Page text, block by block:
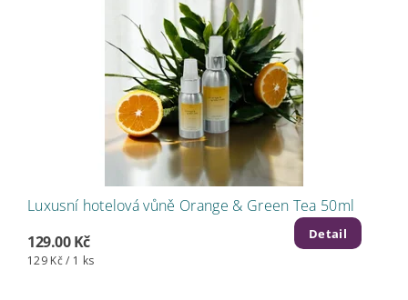
Luxusní hotelová vůně Orange & Green Tea 50ml
129.00 Kč
129 Kč / 1 ks
Detail